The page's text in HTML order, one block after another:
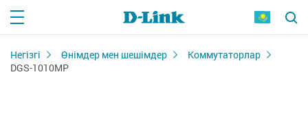
Негізгі Өнімдер мен шешімдер
Коммутаторлар
DGS-1010MP